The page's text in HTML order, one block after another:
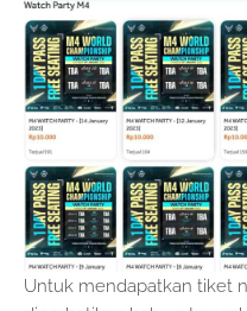
Untuk mendapatkan tiket